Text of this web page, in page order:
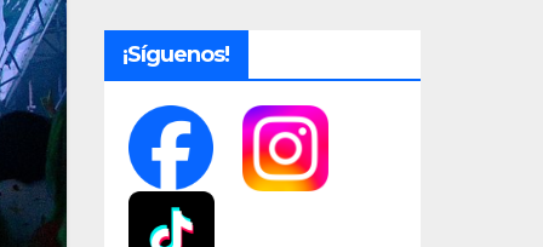
¡Síguenos!